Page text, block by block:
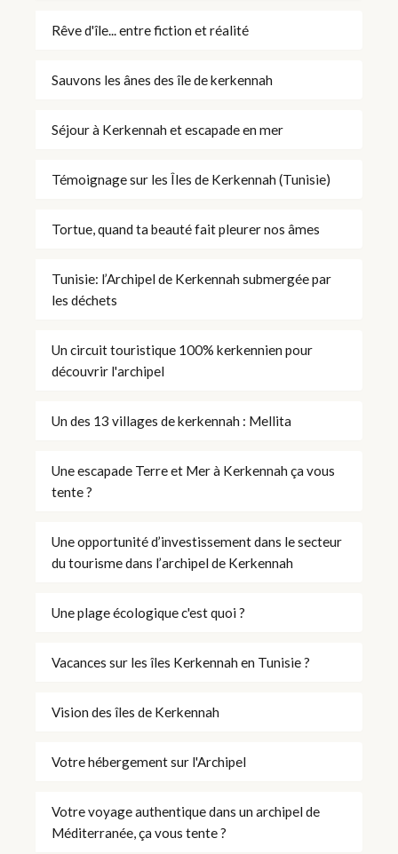
Rêve d'île... entre fiction et réalité
Sauvons les ânes des île de kerkennah
Séjour à Kerkennah et escapade en mer
Témoignage sur les Îles de Kerkennah (Tunisie)
Tortue, quand ta beauté fait pleurer nos âmes
Tunisie: l’Archipel de Kerkennah submergée par
les déchets
Un circuit touristique 100% kerkennien pour
découvrir l'archipel
Un des 13 villages de kerkennah : Mellita
Une escapade Terre et Mer à Kerkennah ça vous
tente ?
Une opportunité d’investissement dans le secteur
du tourisme dans l’archipel de Kerkennah
Une plage écologique c'est quoi ?
Vacances sur les îles Kerkennah en Tunisie ?
Vision des îles de Kerkennah
Votre hébergement sur l'Archipel
Votre voyage authentique dans un archipel de
Méditerranée, ça vous tente ?